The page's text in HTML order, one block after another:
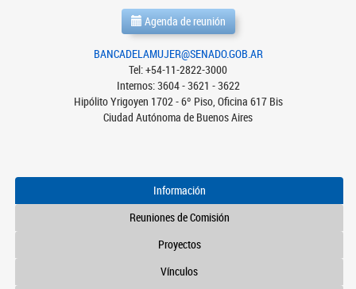
Agenda de reunión
BANCADELAMUJER@SENADO.GOB.AR
Tel: +54-11-2822-3000
Internos: 3604 - 3621 - 3622
Hipólito Yrigoyen 1702 - 6º Piso, Oficina 617 Bis
Ciudad Autónoma de Buenos Aires
Información
Reuniones de Comisión
Proyectos
Vínculos